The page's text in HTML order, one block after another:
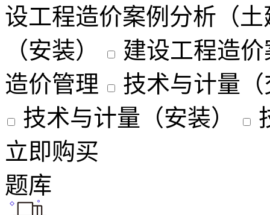
设工程造价案例分析（土
（安装）
建设工程造
造价管理
技术与计量
技术与计量（安装）
立即购买
题库